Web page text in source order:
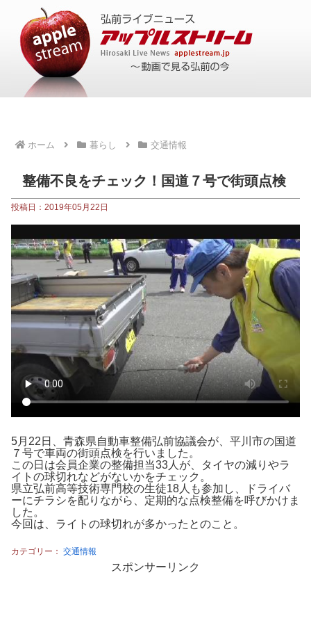
ホーム 暮らし 交通情報
整備不良をチェック！国道７号で街頭点検
投稿日：2019年05月22日
5月22日、青森県自動車整備弘前協議会が、平川市の国道
７号で車両の街頭点検を行いました。
この日は会員企業の整備担当33人が、タイヤの減りやラ
イトの球切れなどがないかをチェック。
県立弘前高等技術専門校の生徒18人も参加し、ドライバ
ーにチラシを配りながら、定期的な点検整備を呼びかけま
した。
今回は、ライトの球切れが多かったとのこと。
カテゴリー： 交通情報
スポンサーリンク